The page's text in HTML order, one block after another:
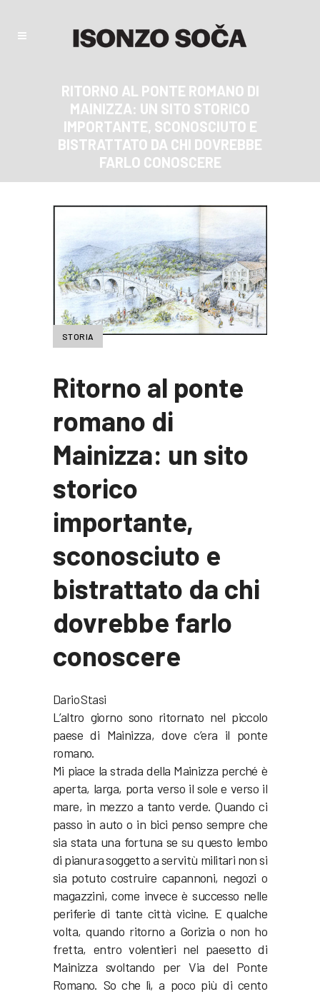
RITORNO AL PONTE ROMANO DI
MAINIZZA: UN SITO STORICO
IMPORTANTE, SCONOSCIUTO E
BISTRATTATO DA CHI DOVREBBE
FARLO CONOSCERE
STORIA
Ritorno al ponte
romano di
Mainizza: un sito
storico
importante,
sconosciuto e
bistrattato da chi
dovrebbe farlo
conoscere
Dario Stasi
L’altro giorno sono ritornato nel piccolo
paese di Mainizza, dove c’era il ponte
romano.
Mi piace la strada della Mainizza perché è
aperta, larga, porta verso il sole e verso il
mare, in mezzo a tanto verde. Quando ci
passo in auto o in bici penso sempre che
sia stata una fortuna se su questo lembo
di pianura soggetto a servitù militari non si
sia potuto costruire capannoni, negozi o
magazzini, come invece è successo nelle
periferie di tante città vicine. E qualche
volta, quando ritorno a Gorizia o non ho
fretta, entro volentieri nel paesetto di
Mainizza svoltando per Via del Ponte
Romano. So che lì, a poco più di cento